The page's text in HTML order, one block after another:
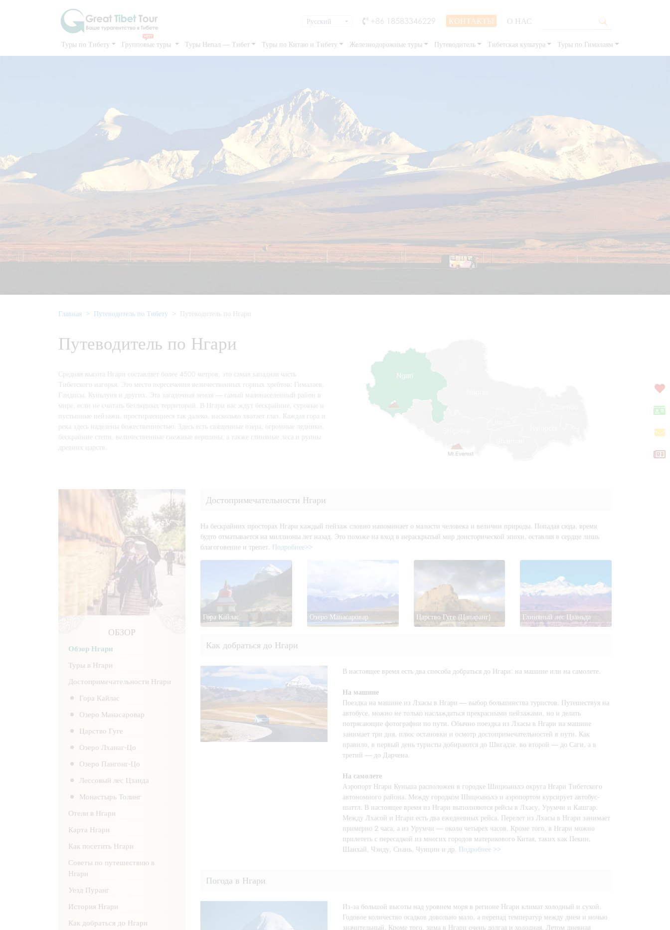
+86 18583346229 КОНТАКТЫ О НАС
Туры по Тибету Групповые туры Туры Непал — Тибет Туры по Китаю и Тибету Железнодорожные туры Путеводитель Тибетская культура Туры по Гималаям
Главная Путеводитель по Тибету Путеводитель по Нгари
Путеводитель по Нгари
Средняя высота Нгари составляет более 4500 метров, это самая западная часть
Тибетского нагорья. Это место пересечения величественных горных хребтов: Гималаев,
Гандисы, Куньлуня и других. Эта загадочная земля — самый малонаселенный район в
мире, если не считать безлюдных территорий. В Нгари вас ждут бескрайние, суровые и
пустынные пейзажи, простирающиеся так далеко, насколько хватает глаз. Каждая гора и
река здесь наделены божественностью. Здесь есть священные озера, огромные ледники,
бескрайние степи, величественные снежные вершины, а также глиняные леса и руины
древних царств.
ОБЗОР
Обзор Нгари
Туры в Нгари
Достопримечательности Нгари
Гора Кайлас
Озеро Манасаровар
Царство Гуге
Озеро Лханаг-Цо
Озеро Пангонг-Цо
Лессовый лес Цзанда
Монастырь Толинг
Отели в Нгари
Карта Нгари
Как посетить Нгари
Советы по путешествию в
Нгари
Уезд Пуранг
История Нгари
Как добраться до Нгари
Достопримечательности Нгари
На бескрайних просторах Нгари каждый пейзаж словно напоминает о малости человека и величии природы. Попадая сюда, время
будто отматывается на миллионы лет назад. Это похоже на вход в нераскрытый мир доисторической эпохи, оставляя в сердце лишь
благоговение и трепет. Подробнее>>
Гора Кайлас Озеро Манасаровар Царство Гуге (Цапаранг) Глиняный лес Цзаньда
Как добраться до Нгари
В настоящее время есть два способа добраться до Нгари: на машине или на самолете.
На машине
Поездка на машине из Лхасы в Нгари — выбор большинства туристов. Путешествуя на
автобусе, можно не только наслаждаться прекрасными пейзажами, но и делать
потрясающие фотографии по пути. Обычно поездка из Лхасы в Нгари на машине
занимает три дня, плюс остановки и осмотр достопримечательностей в пути. Как
правило, в первый день туристы добираются до Шигадзе, во второй — до Саги, а в
третий — до Дарчена.
На самолете
Аэропорт Нгари Куньша расположен в городке Шицюаньхэ округа Нгари Тибетского
автономного района. Между городком Шицюаньхэ и аэропортом курсирует автобус-
шаттл. В настоящее время из Нгари выполняются рейсы в Лхасу, Урумчи и Кашгар.
Между Лхасой и Нгари есть два ежедневных рейса. Перелет из Лхасы в Нгари занимает
примерно 2 часа, а из Урумчи — около четырех часов. Кроме того, в Нгари можно
прилететь с пересадкой из многих городов материкового Китая, таких как Пекин,
Шанхай, Чэнду, Сиань, Чунцин и др. Подробнее >>
Погода в Нгари
Из-за большой высоты над уровнем моря в регионе Нгари климат холодный и сухой.
Годовое количество осадков довольно мало, а перепад температур между днем и ночью
значительный. Кроме того, зима в Нгари очень долгая и холодная. Летом дневная